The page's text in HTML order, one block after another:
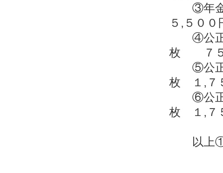
③年
５,５０
④公
枚 ７５
⑤公
枚 １,７
⑥公
枚 １,７
以上①